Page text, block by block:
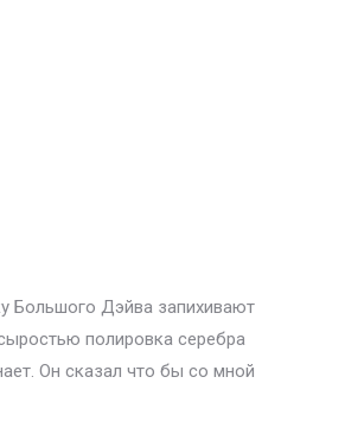
Большого Дэйва запихивают
полировка серебра
Он сказал что бы со мной